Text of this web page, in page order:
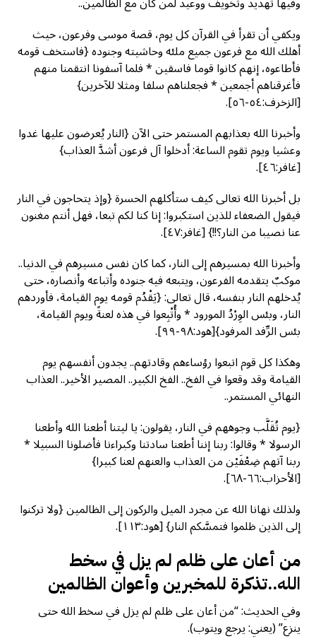
ويكفي أن تقرأ في القرآن كل يوم، قصة موسى وفرعون، حيث
أهلك الله مع فرعون جميع ملئه وحاشيته وجنوده {فاستخف قومه
فأطاعوه، إنهم كانوا قوما فاسقين * فلما آسفونا انتقمنا منهم
فأغرقناهم أجمعين * فجعلناهم سلفا ومثلا للآخرين}
[الزخرف:٥٤-٥٦].
وأخبرنا الله بعذابهم المستمر حتى الآن {النار يُعرضون عليها غدوا
وعشيا ويوم تقوم الساعة: أدخلوا آل فرعون أشدَّ العذاب}
[غافر:٤٦].
بل أخبرنا الله تعالى كيف ستأكلهم الحسرة {وإذ يتحاجون في النار
فيقول الضعفاء للذين استكبروا: إنا كنا لكم تبعا، فهل أنتم مغنون
عنا نصيبا من النار؟!!} [غافر:٤٧].
وأخبرنا الله بمسيرهم إلى النار، كما كان نفس مسيرهم في الدنيا..
موكبٌ يتقدمه الفرعون، ويتبعه فيه جنوده وأتباعه وأنصاره، حتى
يُدخلهم النار بنفسه، قال تعالى: {يَقْدُم قومه يوم القيامة، فأوردهم
النار، وبئس الوِرْدُ المورود * وأُتْبِعوا في هذه لعنةً ويوم القيامة،
بئس الرِّفد المرفود}[هود:٩٨-٩٩].
وهكذا كل قوم اتبعوا رؤساءهم وقادتهم.. يجدون أنفسهم يوم
القيامة وقد وقعوا في الفخ.. الفخ الكبير.. المصير الأخير.. العذاب
النهائي المستمر..
{يوم تُقَلَّب وجوههم في النار، يقولون: يا ليتنا أطعنا الله وأطعنا
الرسولا * وقالوا: ربنا إننا أطعنا سادتنا وكبراءنا فأضلونا السبيلا *
ربنا آتهم ضِعْفَيْن من العذاب والعنهم لعنا كبيرا}
[الأحزاب:٦٦-٦٨].
ولذلك نهانا الله عن مجرد الميل والركون إلى الظالمين {ولا تركنوا
إلى الذين ظلموا فتمسَّكم النار} [هود:١١٣].
من أعان على ظلم لم يزل في سخط
الله..تذكرة للمخبرين وأعوان الظالمين
وفي الحديث: “من أعان على ظلم لم يزل في سخط الله حتى
ينزع” (يعني: يرجع ويتوب).